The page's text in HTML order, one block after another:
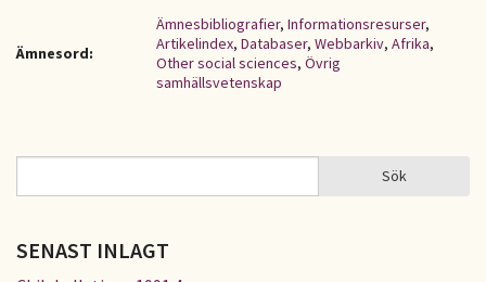
Ämnesord:
Ämnesbibliografier, Informationsresurser,
Artikelindex, Databaser, Webbarkiv, Afrika,
Other social sciences, Övrig
samhällsvetenskap
SÖKFORMULÄR Sök
SENAST INLAGT